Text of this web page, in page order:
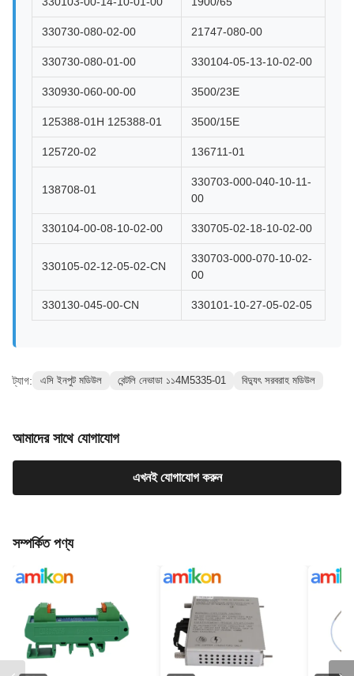
330730-080-02-00 21747-080-00
330730-080-01-00 330104-05-13-10-02-00
330930-060-00-00 3500/23E
125388-01H 125388-01 3500/15E
125720-02 136711-01
138708-01
330703-000-040-10-11-
00
330104-00-08-10-02-00 330705-02-18-10-02-00
330105-02-12-05-02-CN
330703-000-070-10-02-
00
330130-045-00-CN 330101-10-27-05-02-05
ট্যাগ: এসি ইনপুট মডিউল বেন্টলি নেভাডা ১১4M5335-01 বিদ্যুৎ সরবরাহ মডিউল
আমাদের সাথে যোগাযোগ
এখনই যোগাযোগ করুন
সম্পর্কিত পণ্য